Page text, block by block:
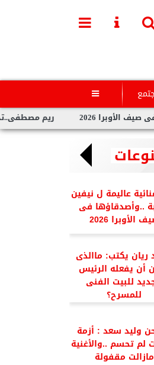

ريم مصطفى..تخطف 2026
عاليمة ل نيفين
..وأصدقاؤها فى
الأوبرا 2026
ريان يكتب: ماالذى
أن يفعله الرئيس
للبيت الفنى
للمسرح؟
وليد سعد : أزمة
لم تحسم ..والأغنية
مازالت مقفولة